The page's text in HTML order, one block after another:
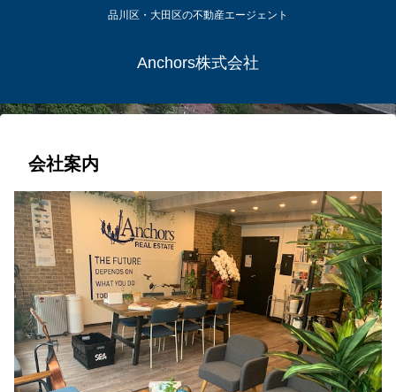
品川区・大田区の不動産エージェント
Anchors株式会社
会社案内